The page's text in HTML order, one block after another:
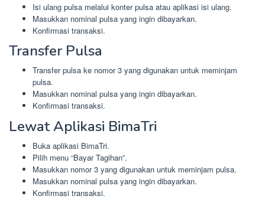
Isi ulang pulsa melalui konter pulsa atau aplikasi isi ulang.
Masukkan nominal pulsa yang ingin dibayarkan.
Konfirmasi transaksi.
Transfer Pulsa
Transfer pulsa ke nomor 3 yang digunakan untuk meminjam
pulsa.
Masukkan nominal pulsa yang ingin dibayarkan.
Konfirmasi transaksi.
Lewat Aplikasi BimaTri
Buka aplikasi BimaTri.
Pilih menu “Bayar Tagihan”.
Masukkan nomor 3 yang digunakan untuk meminjam pulsa.
Masukkan nominal pulsa yang ingin dibayarkan.
Konfirmasi transaksi.